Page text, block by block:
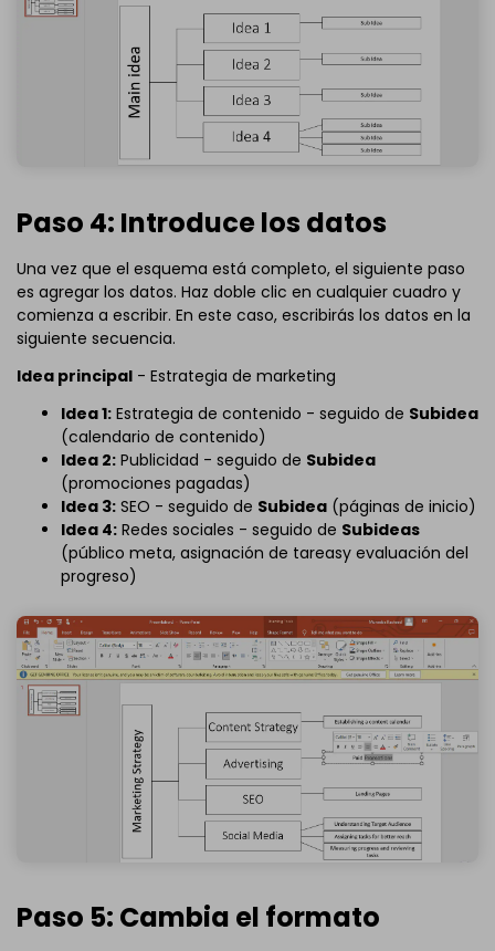
Paso 4: Introduce los datos
Una vez que el esquema está completo, el siguiente paso
es agregar los datos. Haz doble clic en cualquier cuadro y
comienza a escribir. En este caso, escribirás los datos en la
siguiente secuencia.
Idea principal - Estrategia de marketing
Idea 1: Estrategia de contenido - seguido de Subidea
(calendario de contenido)
Idea 2: Publicidad - seguido de Subidea
(promociones pagadas)
Idea 3: SEO - seguido de Subidea (páginas de inicio)
Idea 4: Redes sociales - seguido de Subideas
(público meta, asignación de tareasy evaluación del
progreso)
Paso 5: Cambia el formato